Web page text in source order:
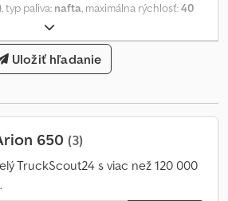
, typ paliva: nafta, maximálna rýchlosť:40
, veľkosť pneumatiky:650/65R38, Výbava:
počítač, pneumatická brzda,
ďalšie svetlomety, Obutie (vpredu):
rozvádzač - dvojčinný (4x),
náprava, Mechanické odpruženie
Sedadlo s vzduchovým odpružením,
Automatické závesné oko, Výškovo
Vonkajšie ovládanie trojbodového
Uložiť hľadanie
650 (3)
TruckScout24 s viac než 120 000